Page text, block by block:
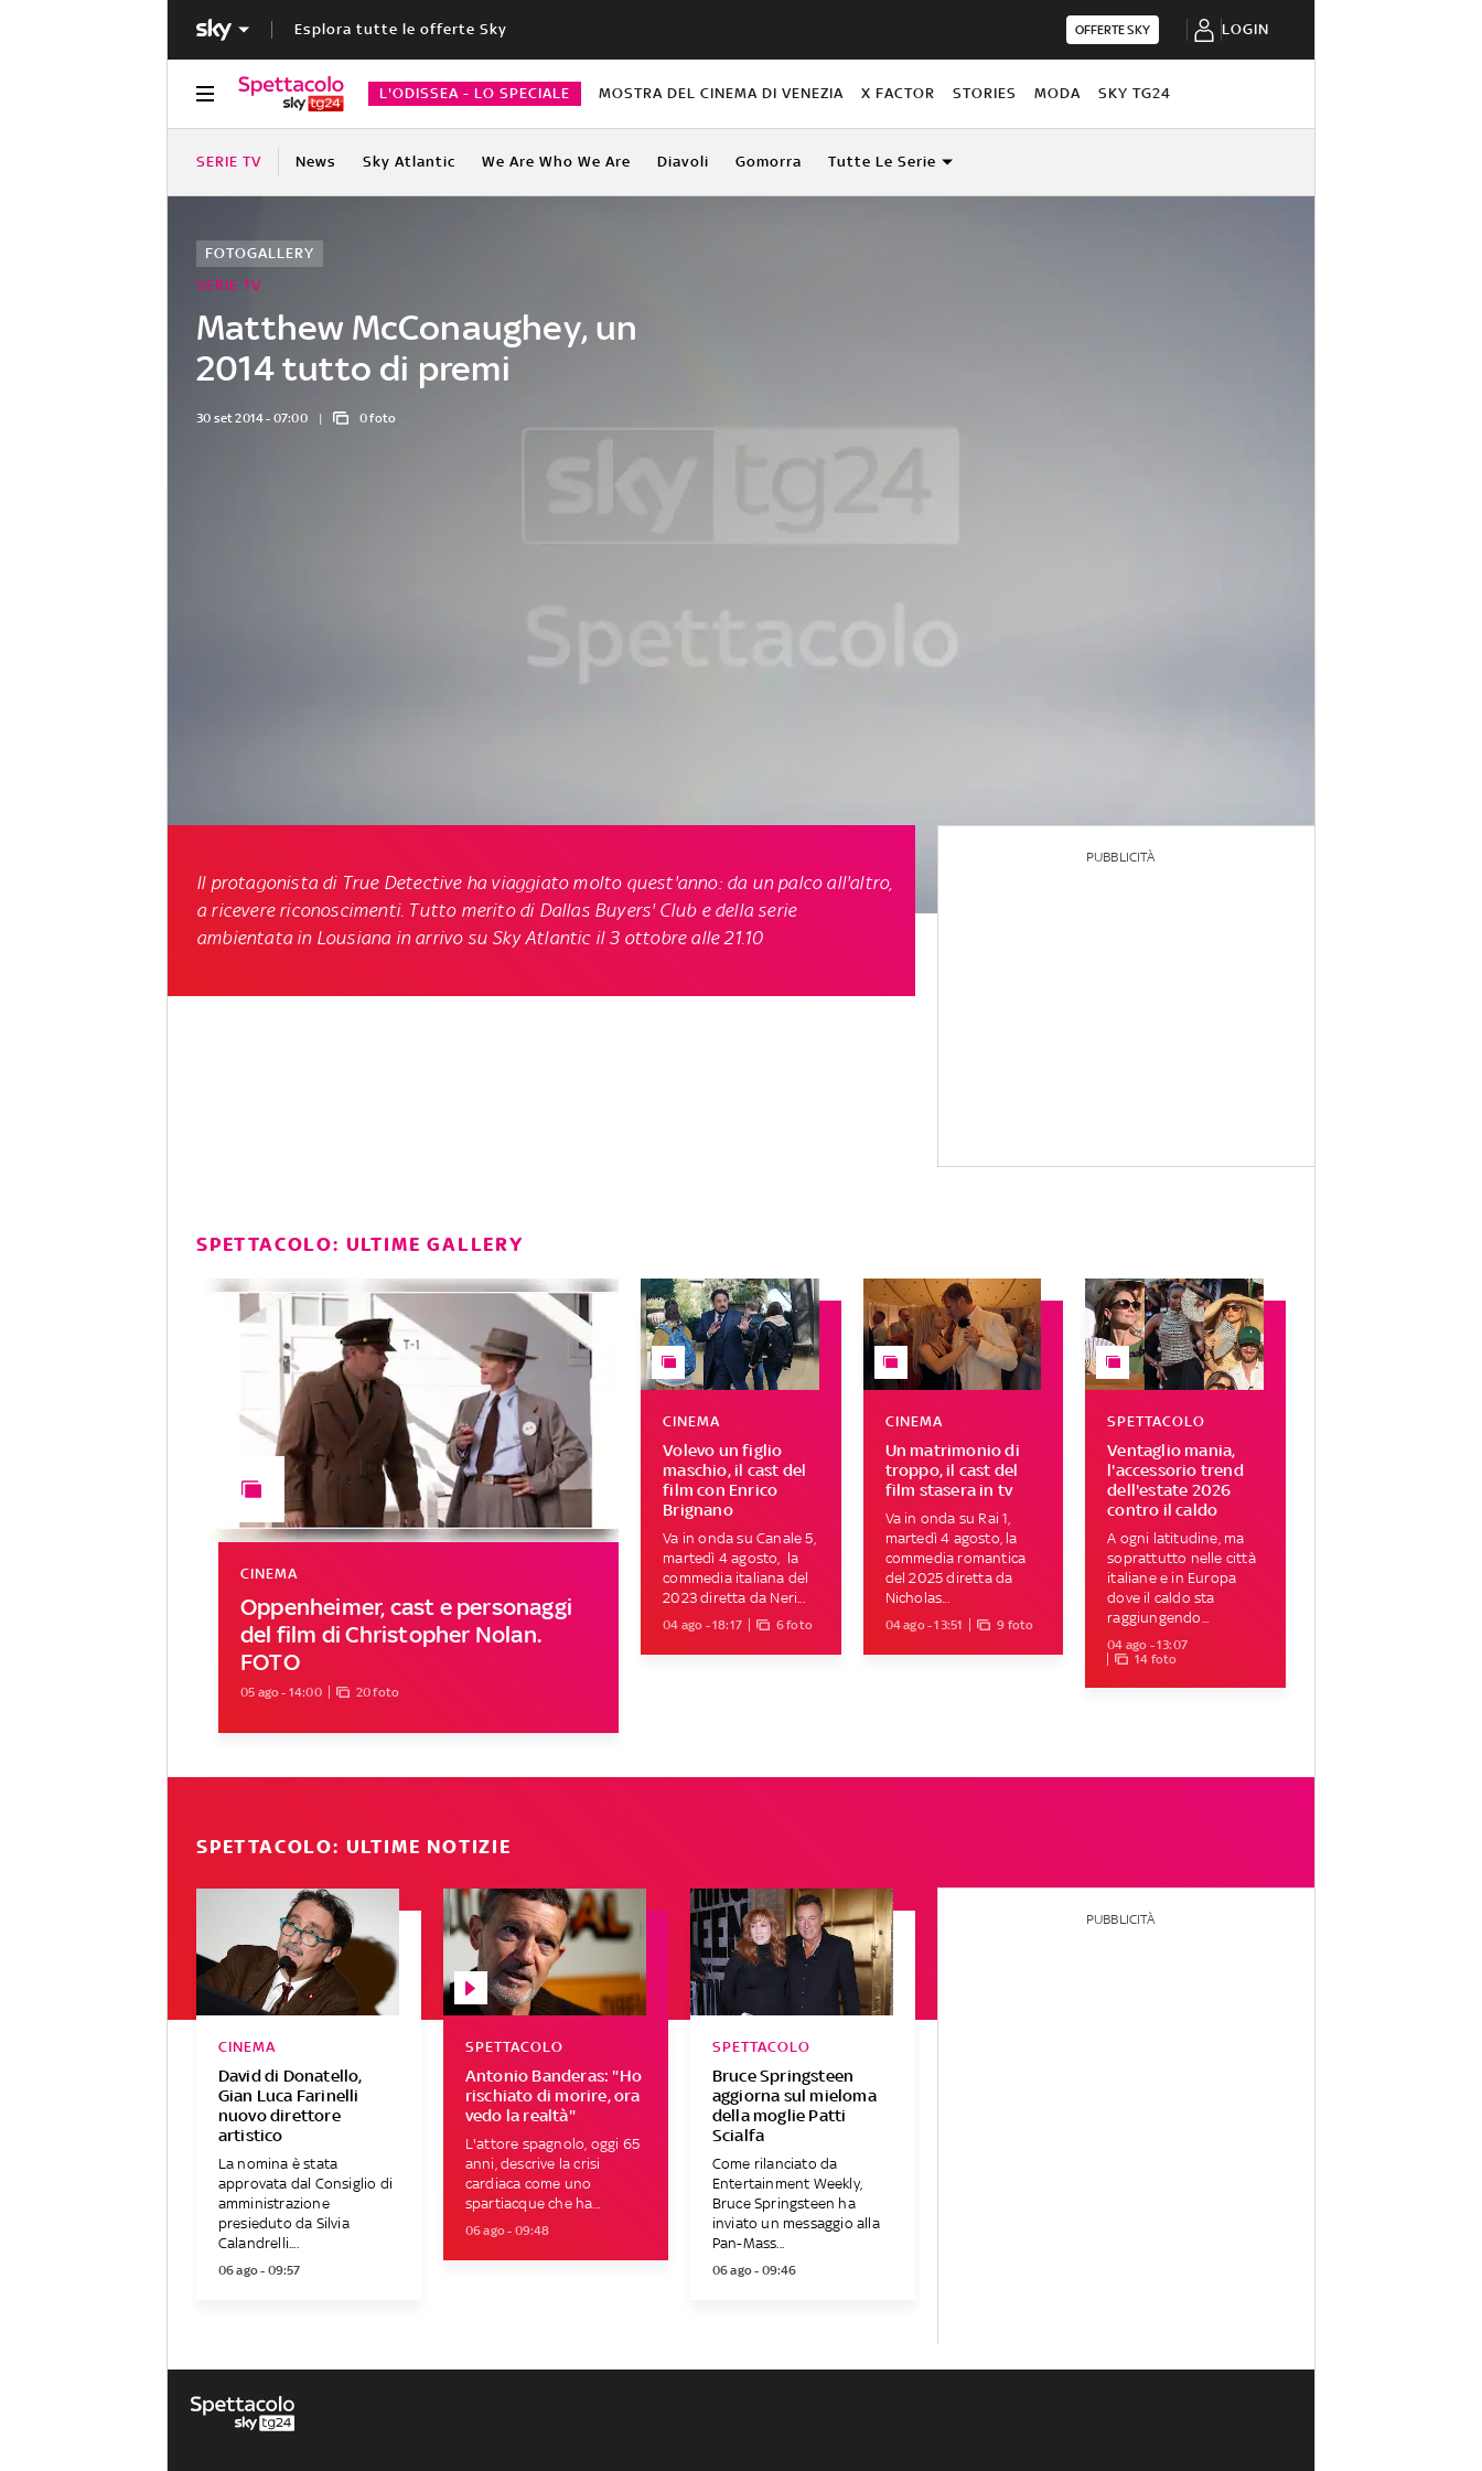
Esplora tutte le offerte Sky OFFERTE SKY LOGIN
L'ODISSEA - LO SPECIALE MOSTRA DEL CINEMA DI VENEZIA X FACTOR STORIES MODA SKY TG24
SERIE TV News Sky Atlantic We Are Who We Are Diavoli Gomorra Tutte Le Serie
Matthew McConaughey, un
2014 tutto di premi
SERIE TV
FOTOGALLERY
30 set 2014 - 07:00 0 foto
Il protagonista di True Detectiveha viaggiato molto quest'anno: da un palco all'altro,
a ricevere riconoscimenti. Tutto merito di Dallas Buyers' Clube della serie
ambientata in Lousiana in arrivo su Sky Atlantic il 3 ottobre alle 21.10
PUBBLICITÀ
SPETTACOLO: ULTIME GALLERY
Oppenheimer, cast e personaggi
del film di Christopher Nolan.
FOTO
CINEMA
05 ago - 14:00 20 foto
Volevo un figlio
maschio, il cast del
film con Enrico
Brignano
CINEMA
Va in onda su Canale 5,
martedì 4 agosto, la
commedia italiana del
2023 diretta da Neri...
04 ago - 18:17 6 foto
Un matrimonio di
troppo, il cast del
film stasera in tv
CINEMA
Va in onda su Rai 1,
martedì 4 agosto, la
commedia romantica
del 2025 diretta da
Nicholas...
04 ago - 13:51 9 foto
Ventaglio mania,
l'accessorio trend
dell'estate 2026
contro il caldo
SPETTACOLO
A ogni latitudine, ma
soprattutto nelle città
italiane e in Europa
dove il caldo sta
raggiungendo...
04 ago - 13:07
14 foto
SPETTACOLO: ULTIME NOTIZIE
David di Donatello,
Gian Luca Farinelli
nuovo direttore
artistico
CINEMA
La nomina è stata
approvata dal Consiglio di
amministrazione
presieduto da Silvia
Calandrelli....
06 ago - 09:57
Antonio Banderas: "Ho
rischiato di morire, ora
vedo la realtà"
SPETTACOLO
L'attore spagnolo, oggi 65
anni, descrive la crisi
cardiaca come uno
spartiacque che ha...
06 ago - 09:48
Bruce Springsteen
aggiorna sul mieloma
della moglie Patti
Scialfa
SPETTACOLO
Come rilanciato da
Entertainment Weekly,
Bruce Springsteen ha
inviato un messaggio alla
Pan-Mass...
06 ago - 09:46
PUBBLICITÀ